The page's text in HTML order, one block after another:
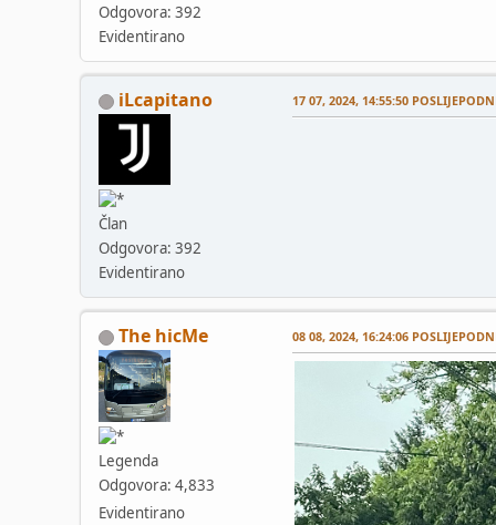
Odgovora: 392
Evidentirano
iLcapitano
Član
Odgovora: 392
Evidentirano
17 07, 2024, 14:55:50
The hicMe
Legenda
Odgovora: 4,833
Evidentirano
08 08, 2024, 16:24:06